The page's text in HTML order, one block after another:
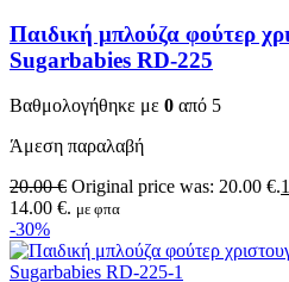
Παιδική μπλούζα φούτερ
Sugarbabies RD-225
Βαθμολογήθηκε με 0 από 5
Άμεση παραλαβή
20.00€ Original price was: 20.00 €.
14.00 €. με φπα
-30%